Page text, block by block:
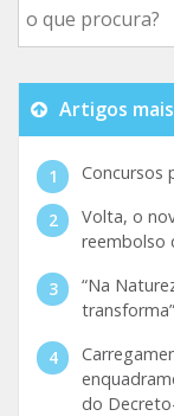
Artigos
Concursos
Volta, o
reembolso
“Na
do